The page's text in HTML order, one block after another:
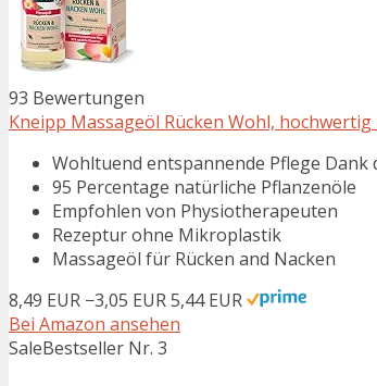
93 Bewertungen
Kneipp Massageöl Rücken Wohl,
Wohltuend entspannende Pflege
95 Percentage natürliche Pflanzenöle
Empfohlen von Physiotherapeuten
Rezeptur ohne Mikroplastik
Massageöl für Rücken and Nacken
8,49 EUR −3,05 EUR5,44 EUR
Bei Amazon ansehen
SaleBestseller Nr. 3